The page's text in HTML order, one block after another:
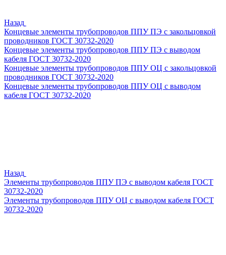
Назад
Концевые элементы трубопроводов ППУ ПЭ с закольцовкой
проводников ГОСТ 30732-2020
Концевые элементы трубопроводов ППУ ПЭ с выводом
кабеля ГОСТ 30732-2020
Концевые элементы трубопроводов ППУ ОЦ с закольцовкой
проводников ГОСТ 30732-2020
Концевые элементы трубопроводов ППУ ОЦ с выводом
кабеля ГОСТ 30732-2020
Назад
Элементы трубопроводов ППУ ПЭ с выводом кабеля ГОСТ
30732-2020
Элементы трубопроводов ППУ ОЦ с выводом кабеля ГОСТ
30732-2020